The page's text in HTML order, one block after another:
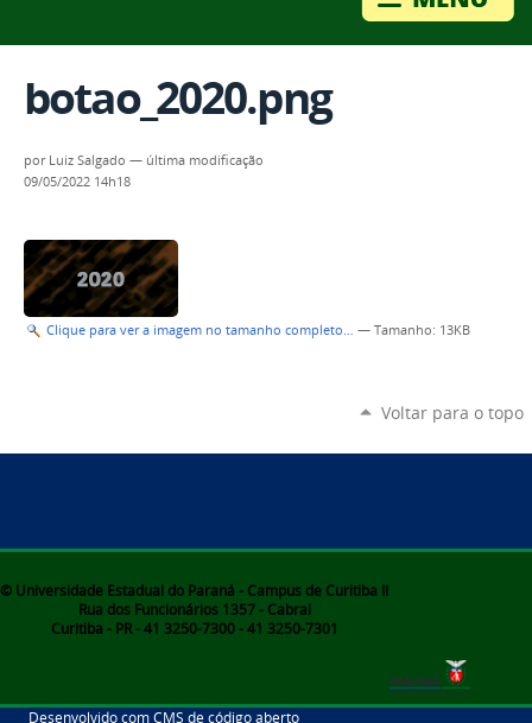
botao_2020.png
por Luiz Salgado — última modificação
09/05/2022 14h18
Clique para ver a imagem no tamanho completo… — Tamanho: 13KB
Voltar para o topo
© Universidade Estadual do Paraná - Campus de Curitiba II
Rua dos Funcionários 1357 - Cabral
Curitiba - PR - 41 3250-7300 - 41 3250-7301
Desenvolvido com CMS de código aberto